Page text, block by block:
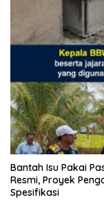
Bantah Isu Pakai
Resmi, Proyek
Spesifikasi